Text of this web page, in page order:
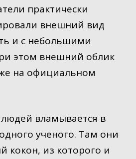
практически
внешний вид
и с небольшими
этом внешний облик
на официальном
вламывается в
ученого. Там они
кокон, из которого и